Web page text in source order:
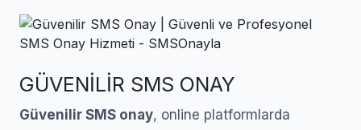
GÜVENİLİR SMS ONAY
Güvenilir SMS onay, online platformlarda